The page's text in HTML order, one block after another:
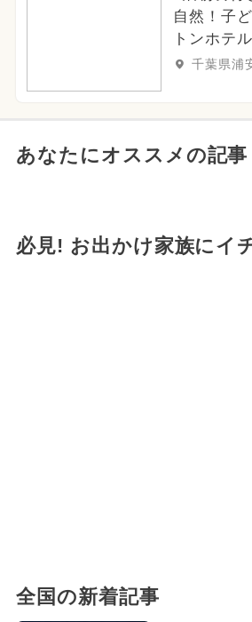
自然！子
トンホテ
千葉県浦
あなたにオススメの記事
必見! お出かけ家族にイ
全国の新着記事